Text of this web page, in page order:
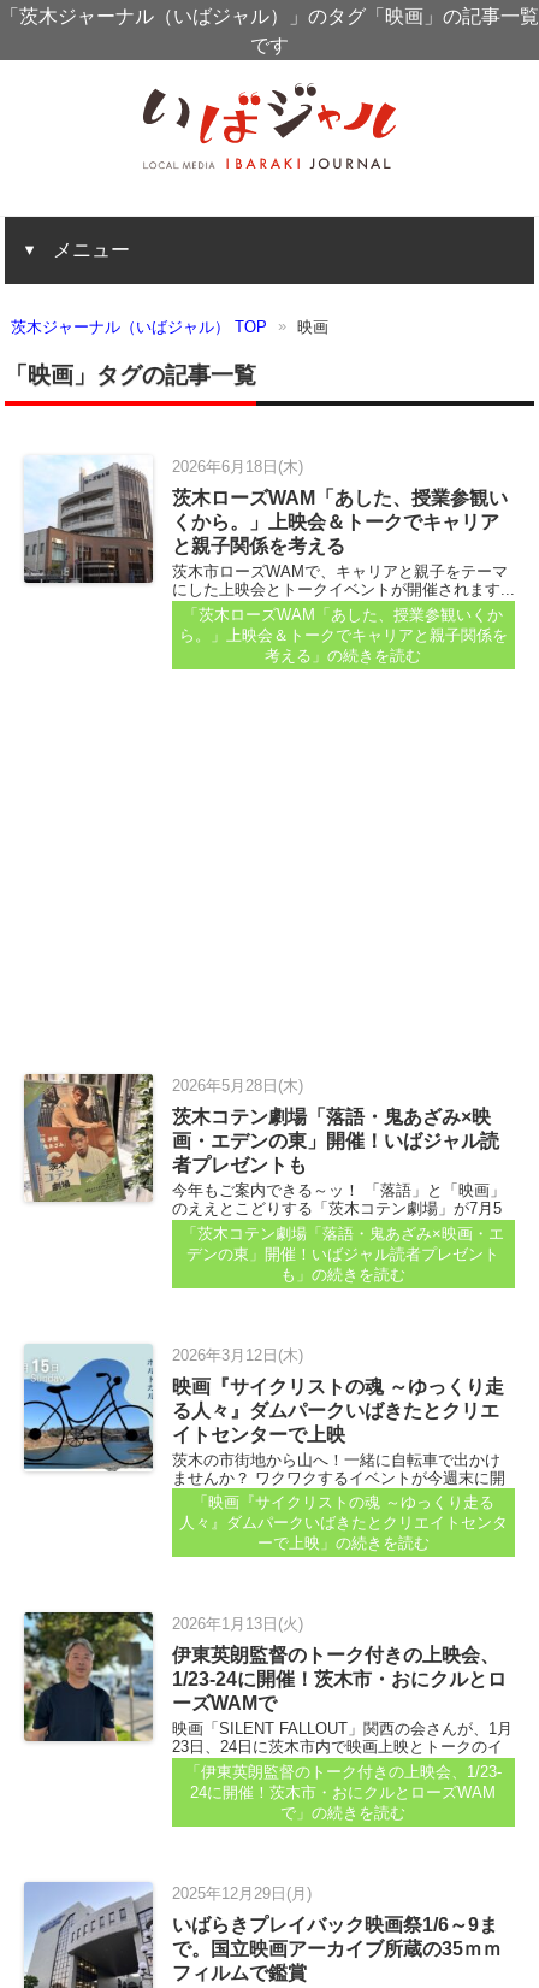
「茨木ジャーナル（いばジャル）」のタグ「映画」の記事一覧
です
メニュー
茨木ジャーナル（いばジャル） TOP 映画
「映画」タグの記事一覧
2026年6月18日(木)
茨木ローズWAM「あした、授業参観い
くから。」上映会＆トークでキャリア
と親子関係を考える
茨木市ローズWAMで、キャリアと親子をテーマ
にした上映会とトークイベントが開催されます...
「茨木ローズWAM「あした、授業参観いくか
ら。」上映会＆トークでキャリアと親子関係を
考える」の続きを読む
2026年5月28日(木)
茨木コテン劇場「落語・鬼あざみ×映
画・エデンの東」開催！いばジャル読
者プレゼントも
今年もご案内できる～ッ！ 「落語」と「映画」
のええとこどりする「茨木コテン劇場」が7月5
日に開催されるので、紹介します。 そしてまた
また、茨木市文化振興財団さんから茨木ジャー
ナル読者さんへのプレゼントもありますよ～...
「茨木コテン劇場「落語・鬼あざみ×映画・エ
デンの東」開催！いばジャル読者プレゼント
も」の続きを読む
2026年3月12日(木)
映画『サイクリストの魂 ～ゆっくり走
る人々』ダムパークいばきたとクリエ
イトセンターで上映
茨木の市街地から山へ！一緒に自転車で出かけ
ませんか？ ワクワクするイベントが今週末に開
催されます。 映画「サイクリストの魂～ゆっく
り走る人々～」上映会が「ダムパークいばき
た」と「クリエイトセンター」で開催されます...
「映画『サイクリストの魂 ～ゆっくり走る
人々』ダムパークいばきたとクリエイトセンタ
ーで上映」 の続きを読む
2026年1月13日(火)
伊東英朗監督のトーク付きの上映会、
1/23-24に開催！茨木市・おにクルとロ
ーズWAMで
映画「SILENT FALLOUT」関西の会さんが、1月
23日、24日に茨木市内で映画上映とトークのイ
ベントを開催されます。 映画上映と伊東英朗監
督トーク 23日は、映画「放射線を浴びたX年
後」...
「伊東英朗監督のトーク付きの上映会、1/23-
24に開催！茨木市・おにクルとローズWAM
で」の続きを読む
2025年12月29日(月)
いばらきプレイバック映画祭1/6～9ま
で。国立映画アーカイブ所蔵の35ｍｍ
フィルムで鑑賞